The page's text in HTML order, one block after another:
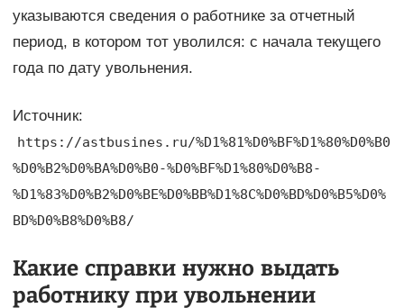
указываются сведения о работнике за отчетный
период, в котором тот уволился: с начала текущего
года по дату увольнения.
Источник:
https://astbusines.ru/%D1%81%D0%BF%D1%80%D0%B0
%D0%B2%D0%BA%D0%B0-%D0%BF%D1%80%D0%B8-
%D1%83%D0%B2%D0%BE%D0%BB%D1%8C%D0%BD%D0%B5%D0%
BD%D0%B8%D0%B8/
Какие справки нужно выдать
работнику при увольнении